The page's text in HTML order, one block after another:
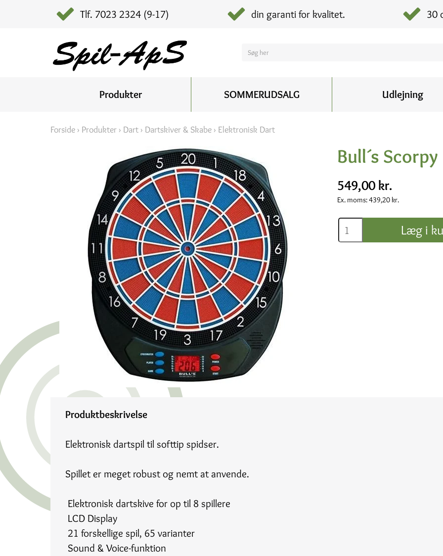
Tlf. 7023 2324 (9-17) din garanti for kvalitet. 30
Produkter SOMMERUDSALG Udlejning
Forside › Produkter › Dart › Dartskiver & Skabe › Elektronisk Dart
Bull´s
549,00 kr.
Ex. moms:439,20 kr.
Læg i
Produktbeskrivelse
Elektronisk dartspil til softtip spidser.
Spillet er meget robust og nemt at anvende.
 Elektronisk dartskive for op til 8 spillere
 LCD Display
 21 forskellige spil, 65 varianter
 Sound & Voice-funktion